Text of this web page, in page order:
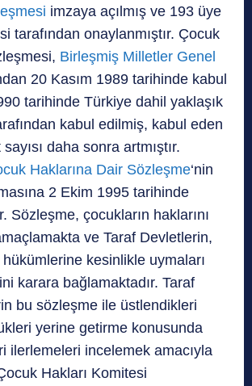
imzaya açılmış ve 193 üye
tarafından onaylanmıştır. Çocuk
Birleşmiş Milletler Genel
20 Kasım 1989 tarihinde kabul
tarihinde Türkiye dahil yaklaşık
kabul edilmiş, kabul eden
daha sonra artmıştır.
Haklarına Dair Sözleşme‘nin
2 Ekim 1995 tarihinde
Sözleşme, çocukların haklarını
ve Taraf Devletlerin,
kesinlikle uymaları
karara bağlamaktadır. Taraf
bu sözleşme ile üstlendikleri
yerine getirme konusunda
ilerlemeleri incelemek amacıyla
Hakları Komitesi